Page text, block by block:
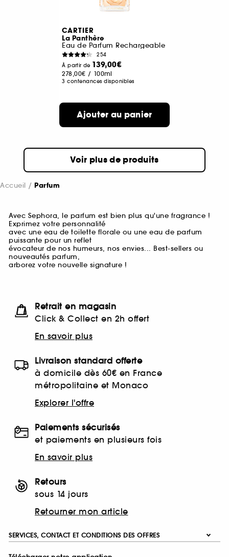
CARTIER
La Panthère
Eau de Parfum Rechargeable
254
À partir de 139,00€
278,00€ / 100ml
3 contenances disponibles
Ajouter au panier
Voir plus de produits
Accueil Parfum
Avec Sephora, le parfum est bien plus qu'une fragrance !
Exprimez votre personnalité
avec une eau de toilette florale ou une eau de parfum
puissante pour un reflet
évocateur de nos humeurs, nos envies... Best-sellers ou
nouveautés parfum,
arborez votre nouvelle signature !
Retrait en magasin
Click & Collect en 2h offert
En savoir plus
Livraison standard offerte
à domicile dès 60€ en France
métropolitaine et Monaco
Explorer l'offre
Paiements sécurisés
et paiements en plusieurs fois
En savoir plus
Retours
sous 14 jours
Retourner mon article
SERVICES, CONTACT ET CONDITIONS DES OFFRES